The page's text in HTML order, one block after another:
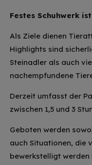
Festes Schuhwerk
Als Ziele dienen
Highlights sind
Steinadler als auch
nachempfundene
Derzeit umfasst der
zwischen 1,5 und 3
Geboten werden
auch Situationen, die
bewerkstelligt werden